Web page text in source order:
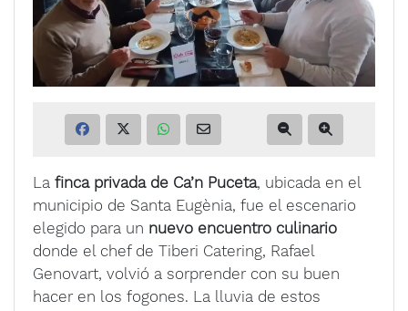
La finca privada de Ca’n Puceta, ubicada en el
municipio de Santa Eugènia, fue el escenario
elegido para un nuevo encuentro culinario
donde el chef de Tiberi Catering, Rafael
Genovart, volvió a sorprender con su buen
hacer en los fogones. La lluvia de estos